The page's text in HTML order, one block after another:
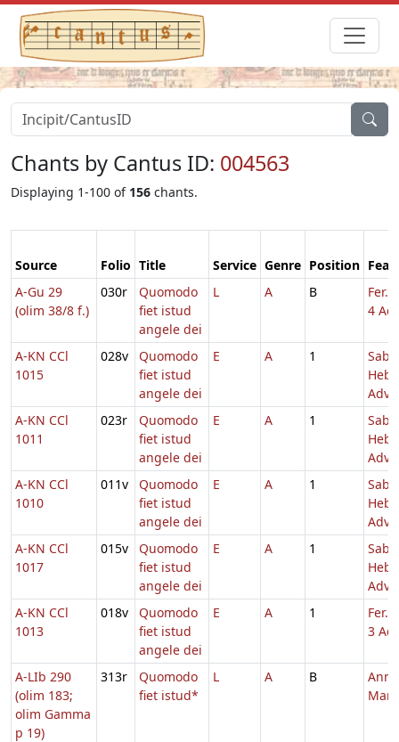
Chants by Cantus ID: 004563
Displaying 1-100 of 156 chants.
Source Folio Title Service Genre Position
A-Gu 29
(olim 38/8 f.)
030r
Quomodo
fiet istud
angele dei
L A B
Fer.
4
A-KN CCl
1015
028v
Quomodo
fiet istud
angele dei
E A 1
Adv.
A-KN CCl
1011
023r
Quomodo
fiet istud
angele dei
E A 1
Adv.
A-KN CCl
1010
011v
Quomodo
fiet istud
angele dei
E A 1
Adv.
A-KN CCl
1017
015v
Quomodo
fiet istud
angele dei
E A 1
Adv.
A-KN CCl
1013
018v
Quomodo
fiet istud
angele dei
E A 1
Fer.
3
A-LIb 290
(olim 183;
olim Gamma
p 19)
313r
Quomodo
fiet istud*
L A B